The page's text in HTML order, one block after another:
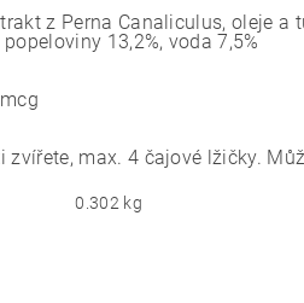
z Perna Canaliculus, oleje a
13,2%, voda 7,5%
max. 4 čajové lžičky.
0.302 kg